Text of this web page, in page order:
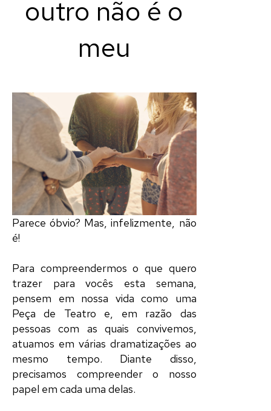
outro não é o
meu
Parece óbvio? Mas, infelizmente, não
é!
Para compreendermos o que quero
trazer para vocês esta semana,
pensem em nossa vida como uma
Peça de Teatro e, em razão das
pessoas com as quais convivemos,
atuamos em várias dramatizações ao
mesmo tempo. Diante disso,
precisamos compreender o nosso
papel em cada uma delas.